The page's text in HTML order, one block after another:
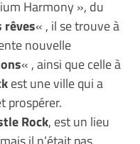
Harmony », du
rêves« , il se trouve à
nouvelle
« , ainsi que celle à
est une ville qui a
prospérer.
Rock, est un lieu